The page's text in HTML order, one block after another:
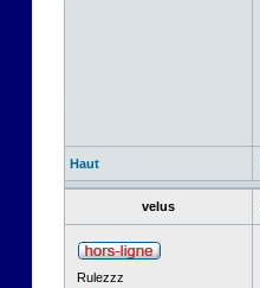
Haut
velus
Rulezzz